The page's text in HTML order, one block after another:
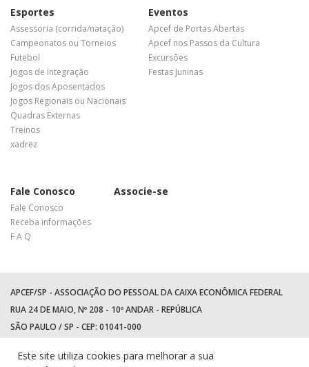
Esportes
Assessoria (corrida/natação)
Campeonatos ou Torneios
Futebol
Jogos de Integração
Jogos dos Aposentados
Jogos Regionais ou Nacionais
Quadras Externas
Treinos
xadrez
Eventos
Apcef de Portas Abertas
Apcef nos Passos da Cultura
Excursões
Festas Juninas
Fale Conosco
Fale Conosco
Receba informações
F A Q
Associe-se
APCEF/SP - ASSOCIAÇÃO DO PESSOAL DA CAIXA ECONÔMICA FEDERAL
RUA 24 DE MAIO, Nº 208 - 10º ANDAR - REPÚBLICA
SÃO PAULO / SP - CEP: 01041-000
WhatsApp: (11) 94597-5758
Este site utiliza cookies para melhorar a sua